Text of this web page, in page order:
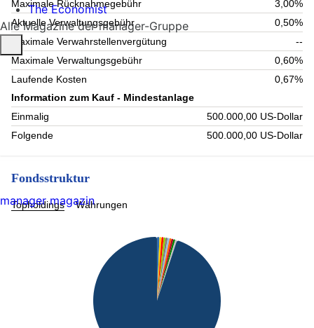
Maximale Rücknahmegebühr
3,00%
Aktuelle Verwaltungsgebühr
0,50%
Maximale Verwahrstellenvergütung
--
Maximale Verwaltungsgebühr
0,60%
Laufende Kosten
0,67%
Information zum Kauf - Mindestanlage
Einmalig
500.000,00 US-Dollar
Folgende
500.000,00 US-Dollar
Fondsstruktur
Topholdings Währungen
The Economist
Alle Magazine der manager-Gruppe
manager magazin